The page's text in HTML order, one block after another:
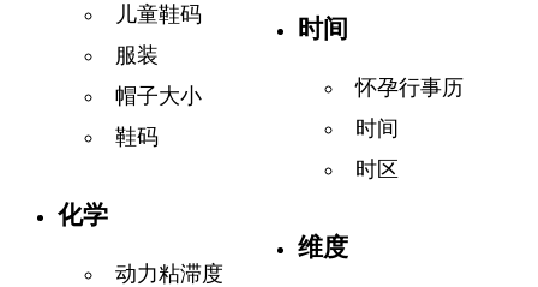
儿童鞋码
服装
帽子大小
鞋码
化学
动力粘滞度
时间
怀孕行事历
时间
时区
维度